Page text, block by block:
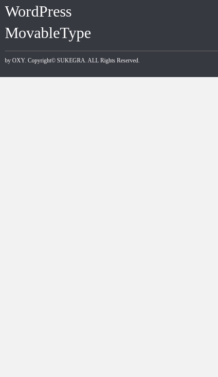
WordPress
MovableType
by OXY . Copyright© SUKEGRA . ALL Rights Reserved.